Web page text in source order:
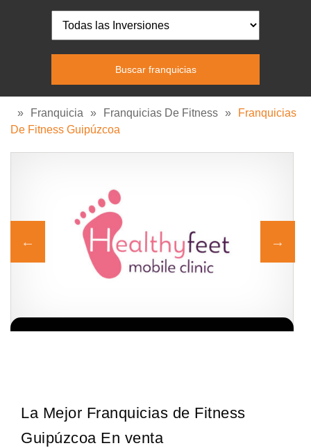
» Franquicia » Franquicias De Fitness »
Franquicias
De Fitness Guipúzcoa
La Mejor Franquicias de Fitness
Guipúzcoa En venta